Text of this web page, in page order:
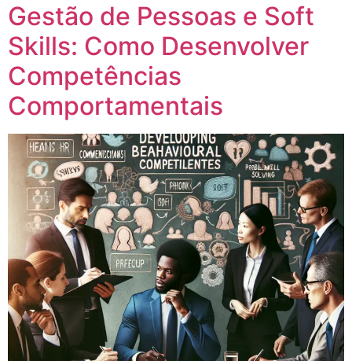
Gestão de Pessoas e Soft
Skills: Como Desenvolver
Competências
Comportamentais